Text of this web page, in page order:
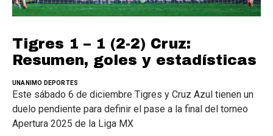
Tigres 1 – 1 (2-2) Cruz:
Resumen, goles y estadísticas
UNANIMO DEPORTES
Este sábado 6 de diciembre Tigres y Cruz Azul tienen un
duelo pendiente para definir el pase a la final del torneo
Apertura 2025 de la Liga MX